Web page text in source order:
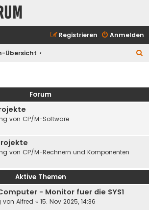
Anmelden
Registrieren
Übersicht
e
Forum
von CP/M-Software
von CP/M-Rechnern und Komponenten
Aktive Themen
- Monitor fuer die SYS1
von Alfred « 15. Nov 2025, 14:36